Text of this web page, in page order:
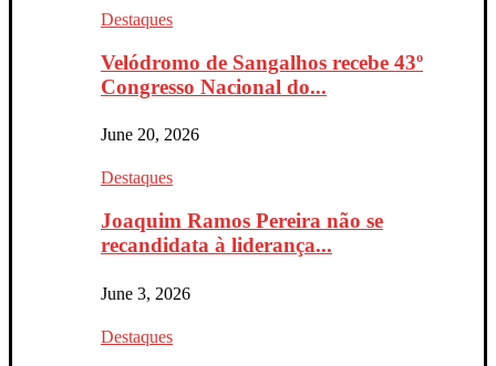
Destaques
Velódromo de Sangalhos recebe 43º
Congresso Nacional do...
June 20, 2026
Destaques
Joaquim Ramos Pereira não se
recandidata à liderança...
June 3, 2026
Destaques